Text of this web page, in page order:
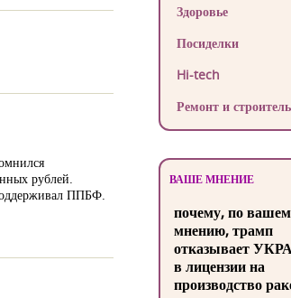
рублей.
ППБФ.
Здоровье
Посиделки
Hi-tech
Ремонт и
ВАШЕ МНЕНИЕ
почему, по
мнению, трамп
отказывает
в лицензии на
производство